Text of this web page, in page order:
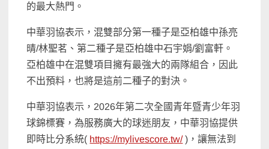
的最大熱門。
中華羽協表示，混雙部分第一種子是亞柏雄中孫亮
晴/林聖茗、第二種子是亞柏雄中石宇娟/劉富軒。
亞柏雄中在混雙項目擁有最強大的兩隊組合，因此
不出預料，也將是這前二種子的對決。
中華羽協表示，2026年第二次全國青年暨青少年羽
球錦標賽，為服務廣大的球迷朋友，中華羽協提供
即時比分系統( https://mylivescore.tw/)，讓無法到